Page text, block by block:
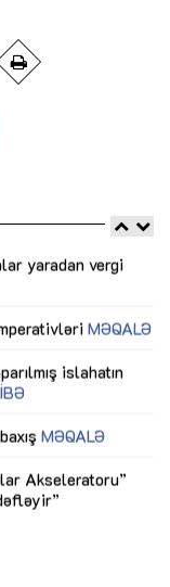
yaradan vergi
MƏQALƏ
islahatın
MƏQALƏ
Akseleratoru”